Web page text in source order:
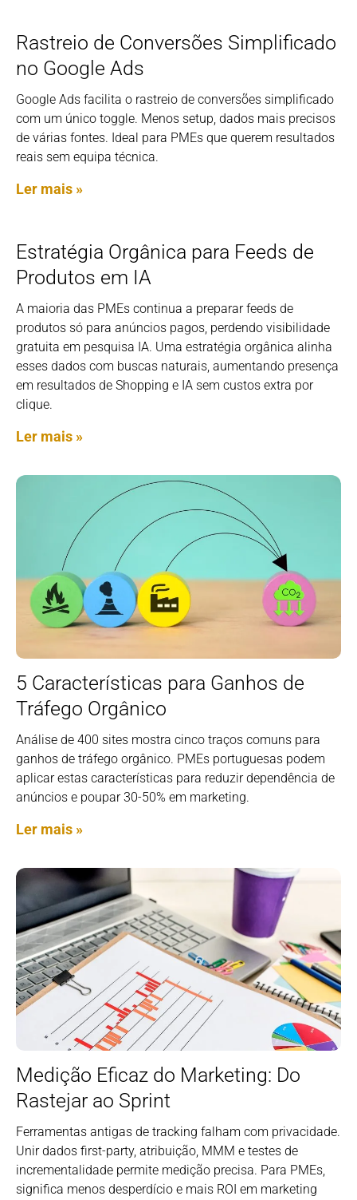
Rastreio de Conversões Simplificado
no Google Ads
Google Ads facilita o rastreio de conversões simplificado
com um único toggle. Menos setup, dados mais precisos
de várias fontes. Ideal para PMEs que querem resultados
reais sem equipa técnica.
Ler mais »
Estratégia Orgânica para Feeds de
Produtos em IA
A maioria das PMEs continua a preparar feeds de
produtos só para anúncios pagos, perdendo visibilidade
gratuita em pesquisa IA. Uma estratégia orgânica alinha
esses dados com buscas naturais, aumentando presença
em resultados de Shopping e IA sem custos extra por
clique.
Ler mais »
5 Características para Ganhos de
Tráfego Orgânico
Análise de 400 sites mostra cinco traços comuns para
ganhos de tráfego orgânico. PMEs portuguesas podem
aplicar estas características para reduzir dependência de
anúncios e poupar 30-50% em marketing.
Ler mais »
Medição Eficaz do Marketing: Do
Rastejar ao Sprint
Ferramentas antigas de tracking falham com privacidade.
Unir dados first-party, atribuição, MMM e testes de
incrementalidade permite medição precisa. Para PMEs,
significa menos desperdício e mais ROI em marketing